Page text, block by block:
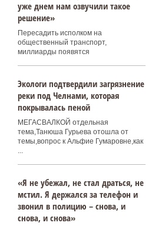
уже днем нам озвучили такое
решение»
Пересадить исполком на
общественный транспорт,
миллиарды появятся
Экологи подтвердили загрязнение
реки под Челнами, которая
покрывалась пеной
МЕГАСВАЛКОЙ отдельная
тема,Танюша Гурьева отошла от
темы,вопрос к Альфие Гумаровне,как
...
«Я не убежал, не стал драться, не
мстил. Я держался за телефон и
звонил в полицию – снова, и
снова, и снова»